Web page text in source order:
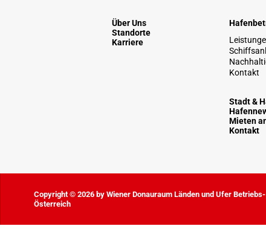
Über Uns
Standorte
Karriere
Kontakt
Stadt &
Mieten
Kontakt
Copyright © 2026 by Wiener Donauraum Länden und Ufer
Österreich